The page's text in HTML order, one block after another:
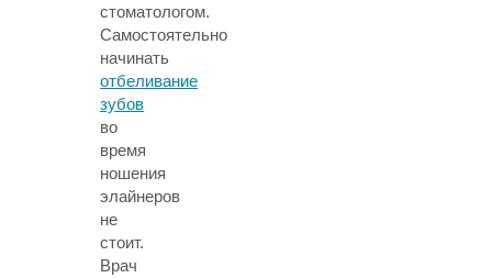
стоматологом.
Самостоятельно
начинать
отбеливание
зубов
во
время
ношения
элайнеров
не
стоит.
Врач